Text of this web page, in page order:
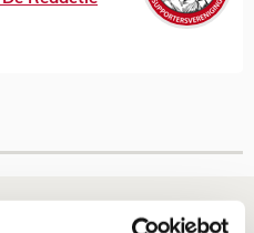
van Godts in